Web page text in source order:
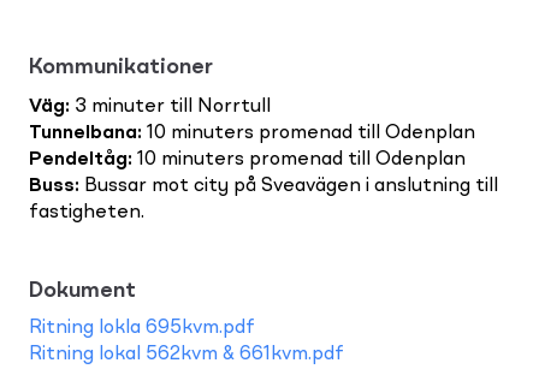
Kommunikationer
Väg: 3 minuter till Norrtull
Tunnelbana: 10 minuters promenad till Odenplan
Pendeltåg: 10 minuters promenad till Odenplan
Buss: Bussar mot city på Sveavägen i anslutning till
fastigheten.
Dokument
Ritning lokla 695kvm.pdf
Ritning lokal 562kvm & 661kvm.pdf